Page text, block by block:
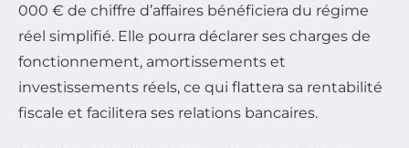
000 € de chiffre d’affaires bénéficiera du régime
réel simplifié. Elle pourra déclarer ses charges de
fonctionnement, amortissements et
investissements réels, ce qui flattera sa rentabilité
fiscale et facilitera ses relations bancaires.